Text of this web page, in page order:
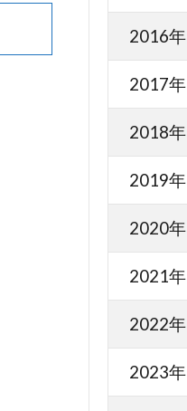
2016年
2017年
2018年
2019年
2020年
2021年
2022年
2023年